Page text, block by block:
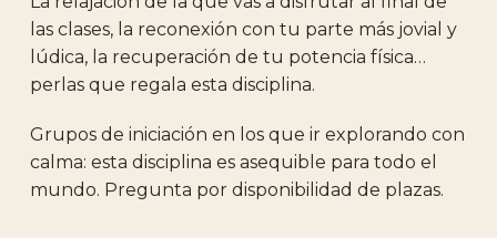
las clases, la reconexión con tu parte más jovial y
lúdica, la recuperación de tu potencia física…
perlas que regala esta disciplina.
Grupos de iniciación en los que ir explorando con
calma: esta disciplina es asequible para todo el
mundo. Pregunta por disponibilidad de plazas.